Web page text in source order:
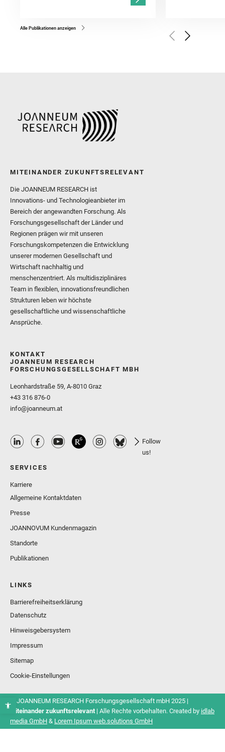
Golombek, M. and
Herkenhoff, K. and
Alle Publikationen anzeigen
MITEINANDER ZUKUNFTSRELEVANT
Die JOANNEUM RESEARCH ist
Innovations- und Technologieanbieter im
Bereich der angewandten Forschung. Als
Forschungsgesellschaft der Länder und
Regionen prägen wir mit unseren
Forschungskompetenzen die Entwicklung
unserer modernen Gesellschaft und
Wirtschaft nachhaltig und
menschenzentriert. Als multidisziplinäres
Team in flexiblen, innovationsfreundlichen
Strukturen leben wir höchste
gesellschaftliche und wissenschaftliche
Ansprüche.
KONTAKT
JOANNEUM RESEARCH
FORSCHUNGSGESELLSCHAFT MBH
Leonhardstraße 59, A-8010 Graz
+43 316 876-0
info@joanneum.at
Follow
us!
SERVICES
Karriere
Allgemeine Kontaktdaten
Presse
JOANNOVUM Kundenmagazin
Standorte
Publikationen
LINKS
Barrierefreiheitserklärung
Datenschutz
Hinweisgebersystem
Impressum
Sitemap
Cookie-Einstellungen
© JOANNEUM RESEARCH Forschungsgesellschaft mbH 2025 |
Miteinander zukunftsrelevant| Alle Rechte vorbehalten. Created by idlab
media GmbH & Lorem Ipsum web.solutions GmbH